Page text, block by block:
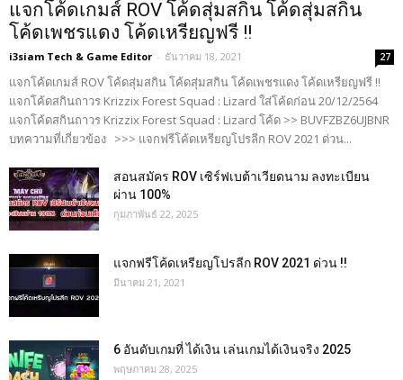
แจกโค้ดเกมส์ ROV โค้ดสุ่มสกิน โค้ดสุ่มสกิน
โค้ดเพชรแดง โค้ดเหรียญฟรี !!
i3siam Tech & Game Editor - ธันวาคม 18, 2021 27
แจกโค้ดเกมส์ ROV โค้ดสุ่มสกิน โค้ดสุ่มสกิน โค้ดเพชรแดง โค้ดเหรียญฟรี !!
แจกโค้ดสกินถาวร Krizzix Forest Squad : Lizard ใส่โค้ดก่อน 20/12/2564
แจกโค้ดสกินถาวร Krizzix Forest Squad : Lizard โค้ด >> BUVFZBZ6UJBNR
บทความที่เกี่ยวข้อง >>> แจกฟรีโค้ดเหรียญโปรลีก ROV 2021 ด่วน...
สอนสมัคร ROV เซิร์ฟเบต้าเวียดนาม ลงทะเบียน
ผ่าน 100%
กุมภาพันธ์ 22, 2025
แจกฟรีโค้ดเหรียญโปรลีก ROV 2021 ด่วน !!
มีนาคม 21, 2021
6 อันดับเกมที่ ได้เงิน เล่นเกมได้เงินจริง 2025
พฤษภาคม 28, 2025